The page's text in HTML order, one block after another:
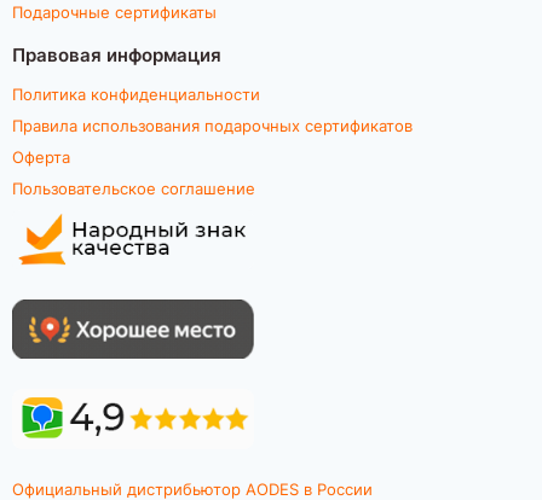
Подарочные сертификаты
Правовая информация
Политика конфиденциальности
Правила использования подарочных сертификатов
Оферта
Пользовательское соглашение
Официальный дистрибьютор AODES в России